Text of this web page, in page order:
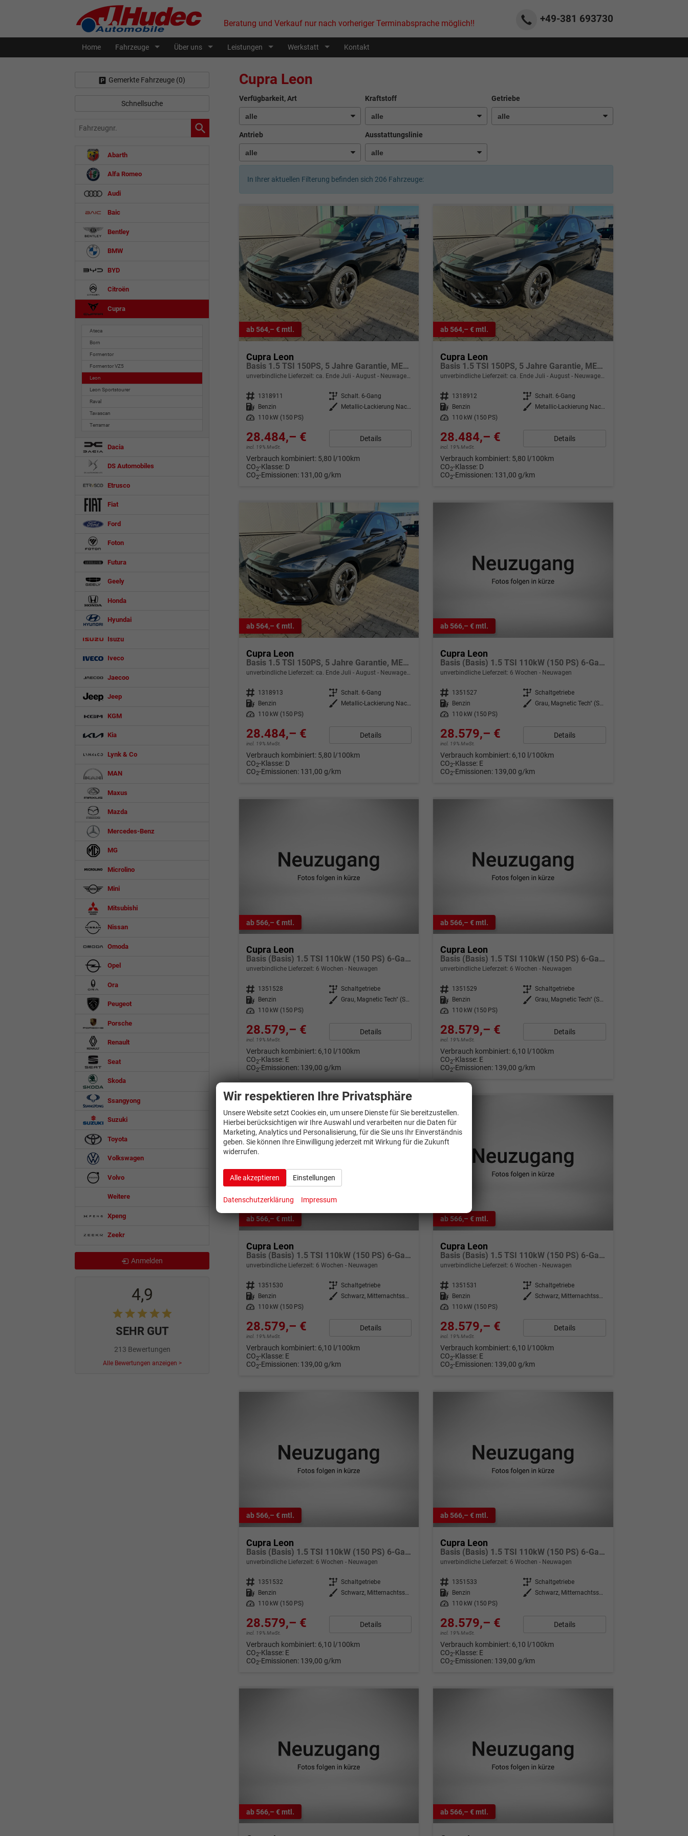
+49-381 693730
Beratung und Verkauf nur nach vorheriger Terminabsprache möglich!!
Home Fahrzeuge Über uns Leistungen Werkstatt Kontakt
Cupra Leon
Verfügbarkeit, Art Kraftstoff Getriebe
Antrieb Ausstattungslinie
In Ihrer aktuellen Filterung befinden sich 206 Fahrzeuge:
ab 564,– € mtl.
Cupra Leon
Basis 1.5 TSI 150PS, 5 Jahre Garantie, METALLIC EDGE-PAKET (KEYLESS, ALARM, RÜCKFAHRKAMERA), SCHALENSITZE / FAHRERSITZ ELEKTRISCH, SITZHEIZUNG, 18" ALU, LED-Scheinwerfer, 3Z-Climatronic, ACC/Tempomat, Digitales Cockpit, Full Link, Parksensoren v/h, Privacy-Gla
unverbindliche Lieferzeit: ca. Ende Juli - August Neuwagen mit Tageszulassung
Fahrzeugnr. 1318911 Getriebe Schalt. 6-Gang
Kraftstoff
Benzin Außenfarbe
Metallic-Lackierung Nacht-Schwarz
Leistung
110 kW (150 PS)
28.484,– €
incl. 19% MwSt.
Details
Verbrauch kombiniert: 5,80 l/100km
CO2-Klasse: D
CO2-Emissionen: 131,00 g/km
ab 564,– € mtl.
Cupra Leon
Basis 1.5 TSI 150PS, 5 Jahre Garantie, METALLIC EDGE-PAKET (KEYLESS, ALARM, RÜCKFAHRKAMERA), SCHALENSITZE / FAHRERSITZ ELEKTRISCH, SITZHEIZUNG, 18" ALU, LED-Scheinwerfer, 3Z-Climatronic, ACC/Tempomat, Digitales Cockpit, Full Link, Parksensoren v/h, Privacy-Gla
unverbindliche Lieferzeit: ca. Ende Juli - August Neuwagen mit Tageszulassung
Fahrzeugnr. 1318912 Getriebe Schalt. 6-Gang
Kraftstoff
Benzin Außenfarbe
Metallic-Lackierung Nacht-Schwarz
Leistung
110 kW (150 PS)
28.484,– €
incl. 19% MwSt.
Details
Verbrauch kombiniert: 5,80 l/100km
CO2-Klasse: D
CO2-Emissionen: 131,00 g/km
ab 564,– € mtl.
Cupra Leon
Basis 1.5 TSI 150PS, 5 Jahre Garantie, METALLIC EDGE-PAKET (KEYLESS, ALARM, RÜCKFAHRKAMERA), SCHALENSITZE / FAHRERSITZ ELEKTRISCH, SITZHEIZUNG, 18" ALU, LED-Scheinwerfer, 3Z-Climatronic, ACC/Tempomat, Digitales Cockpit, Full Link, Parksensoren v/h, Privacy-Gla
unverbindliche Lieferzeit: ca. Ende Juli - August Neuwagen mit Tageszulassung
Fahrzeugnr. 1318913 Getriebe Schalt. 6-Gang
Kraftstoff Benzin Außenfarbe
Metallic-Lackierung Nacht-Schwarz
Leistung
110 kW (150 PS)
28.484,– €
incl. 19% MwSt.
Details
Verbrauch kombiniert: 5,80 l/100km
CO2-Klasse: D
CO2-Emissionen: 131,00 g/km
ab 566,– € mtl.
Cupra Leon
Basis (Basis) 1.5 TSI 110kW (150 PS) 6-Gang Schaltgetriebe
unverbindliche Lieferzeit: 6 Wochen Neuwagen
Fahrzeugnr. 1351527 Getriebe Schaltgetriebe
Kraftstoff Benzin Außenfarbe
Leistung
110 kW (150 PS)
28.579,– €
incl. 19% MwSt.
Details
Verbrauch kombiniert: 6,10 l/100km
CO2-Klasse: E
CO2-Emissionen: 139,00 g/km
ab 566,– € mtl.
Cupra Leon
Basis (Basis) 1.5 TSI 110kW (150 PS) 6-Gang Schaltgetriebe
unverbindliche Lieferzeit: 6 Wochen Neuwagen
Fahrzeugnr. 1351528 Getriebe Schaltgetriebe
Kraftstoff
Benzin Außenfarbe
Grau, Magnetic Tech" (S7)"
Leistung
110 kW (150 PS)
28.579,– €
incl. 19% MwSt.
Details
Verbrauch kombiniert: 6,10 l/100km
CO2-Klasse: E
CO2-Emissionen: 139,00 g/km
ab 566,– € mtl.
Cupra Leon
Basis (Basis) 1.5 TSI 110kW (150 PS) 6-Gang Schaltgetriebe
unverbindliche Lieferzeit: 6 Wochen Neuwagen
Fahrzeugnr. 1351529 Getriebe Schaltgetriebe
Kraftstoff
Benzin Außenfarbe
Grau, Magnetic Tech" (S7)"
Leistung
110 kW (150 PS)
28.579,– €
incl. 19% MwSt.
Details
Verbrauch kombiniert: 6,10 l/100km
CO2-Klasse: E
CO2-Emissionen: 139,00 g/km
ab 566,– € mtl.
Cupra Leon
Basis (Basis) 1.5 TSI 110kW (150 PS) 6-Gang Schaltgetriebe
unverbindliche Lieferzeit: 6 Wochen Neuwagen
Fahrzeugnr. 1351530 Getriebe Schaltgetriebe
Kraftstoff
Benzin Außenfarbe
Schwarz, Mitternachtsschwarz (0E)
Leistung
110 kW (150 PS)
28.579,– €
incl. 19% MwSt.
Details
Verbrauch kombiniert: 6,10 l/100km
CO2-Klasse: E
CO2-Emissionen: 139,00 g/km
ab 566,– € mtl.
Cupra Leon
Basis (Basis) 1.5 TSI 110kW (150 PS) 6-Gang Schaltgetriebe
unverbindliche Lieferzeit: 6 Wochen Neuwagen
Fahrzeugnr. 1351531 Getriebe Schaltgetriebe
Kraftstoff
Benzin Außenfarbe
Schwarz, Mitternachtsschwarz (0E)
Leistung
110 kW (150 PS)
28.579,– €
incl. 19% MwSt.
Details
Verbrauch kombiniert: 6,10 l/100km
CO2-Klasse: E
CO2-Emissionen: 139,00 g/km
ab 566,– € mtl.
Cupra Leon
Basis (Basis) 1.5 TSI 110kW (150 PS) 6-Gang Schaltgetriebe
unverbindliche Lieferzeit: 6 Wochen Neuwagen
Fahrzeugnr. 1351532 Getriebe Schaltgetriebe
Kraftstoff Benzin Außenfarbe
Schwarz, Mitternachtsschwarz (0E)
Leistung
110 kW (150 PS)
28.579,– €
incl. 19% MwSt.
Details
Verbrauch kombiniert: 6,10 l/100km
CO2-Klasse: E
CO2-Emissionen: 139,00 g/km
ab 566,– € mtl.
Cupra Leon
Basis (Basis) 1.5 TSI 110kW (150 PS) 6-Gang Schaltgetriebe
unverbindliche Lieferzeit: 6 Wochen Neuwagen
Fahrzeugnr. 1351533 Getriebe Schaltgetriebe
Kraftstoff Benzin Außenfarbe
Leistung
110 kW (150 PS)
28.579,– €
incl. 19% MwSt.
Details
Verbrauch kombiniert: 6,10 l/100km
CO2-Klasse: E
CO2-Emissionen: 139,00 g/km
ab 566,– € mtl. ab 566,– € mtl.
Gemerkte Fahrzeuge (0)
Schnellsuche
Fahrzeugnr.
Abarth
Alfa Romeo
Audi
Baic
Bentley
BMW
BYD
Citroën
Cupra
Ateca
Born
Formentor
Formentor VZ5
Leon
Leon Sportstourer
Raval
Tavascan
Terramar
Dacia
DS Automobiles
Etrusco
Fiat
Ford
Foton
Futura
Geely
Honda
Hyundai
Isuzu
Iveco
Jaecoo
Jeep
KGM
Kia
Lynk & Co
MAN
Maxus
Mazda
Mercedes-Benz
MG
Microlino
Mini
Mitsubishi
Nissan
Omoda
Opel
Ora
Peugeot
Porsche
Renault
Seat
Skoda
Ssangyong
Suzuki
Toyota
Volkswagen
Volvo
Weitere
Xpeng
Zeekr
Anmelden
4,9
SEHR GUT
213 Bewertungen
Alle Bewertungen anzeigen >
Wir respektieren Ihre Privatsphäre
Unsere Website setzt Cookies ein, um unsere Dienste für Sie bereitzustellen.
Hierbei berücksichtigen wir Ihre Auswahl und verarbeiten nur die Daten für
Marketing, Analytics und Personalisierung, für die Sie uns Ihr Einverständnis
geben. Sie können Ihre Einwilligung jederzeit mit Wirkung für die Zukunft
widerrufen.
Alle akzeptieren Einstellungen
Datenschutzerklärung Impressum